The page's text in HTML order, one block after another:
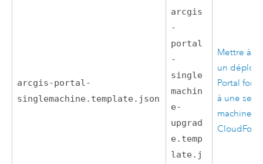
arcgis-portal-
singlemachine.template.json
arcgis
-
portal
-
single
machin
e-
upgrad
e.temp
late.j
Mettre à
un
Portal for
à une
machine